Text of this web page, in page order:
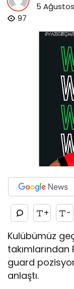
5
97
+ -
Kulübümüz
guard
anlaştı.